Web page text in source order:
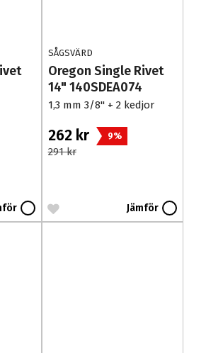
SÅGSVÄRD
Oregon Single Rivet
14" 140SDEA074
1,3 mm 3/8" + 2 kedjor
262 kr 9%
291 kr
Jämför